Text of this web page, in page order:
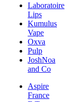
Laboratoire
Lips
Kumulus
Vape
Oxva
Pulp
JoshNoa
and Co
Aspire
France